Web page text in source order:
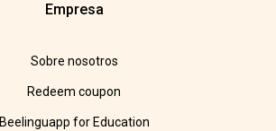
Empresa
Sobre nosotros
Redeem coupon
Beelinguapp for Education